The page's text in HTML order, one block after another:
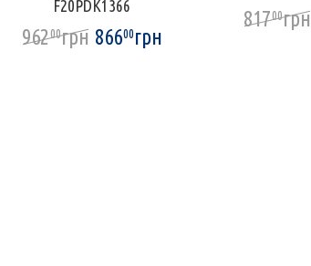
F20PDK1366
96200грн 86600грн
81700грн